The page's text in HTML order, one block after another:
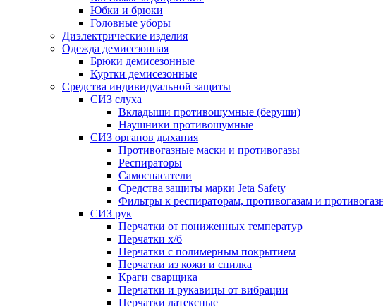
Юбки и брюки
Головные уборы
Диэлектрические изделия
Одежда демисезонная
Брюки демисезонные
Куртки демисезонные
Средства индивидуальной защиты
СИЗ слуха
Вкладыши противошумные (беруши)
Наушники противошумные
СИЗ органов дыхания
Противогазные маски и противогазы
Респираторы
Самоспасатели
Средства защиты марки Jeta Safety
Фильтры к респираторам, противогазам и
СИЗ рук
Перчатки от пониженных температур
Перчатки х/б
Перчатки с полимерным покрытием
Перчатки из кожи и спилка
Краги сварщика
Перчатки и рукавицы от вибрации
Перчатки латексные